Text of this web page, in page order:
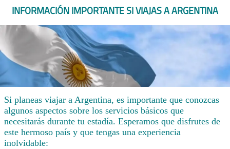
INFORMACIÓN IMPORTANTE SI VIAJAS A ARGENTINA
Si planeas viajar a Argentina, es importante que conozcas
algunos aspectos sobre los servicios básicos que
necesitarás durante tu estadía. Esperamos que disfrutes de
este hermoso país y que tengas una experiencia
inolvidable: